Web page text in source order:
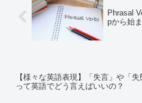
Phrasal
pから始
【様々な英語表現】「失言」や「失
って英語でどう言えばいいの？